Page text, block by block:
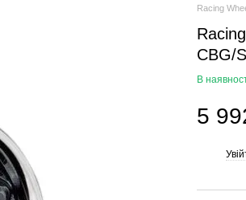
Racing
CBG/
В
5